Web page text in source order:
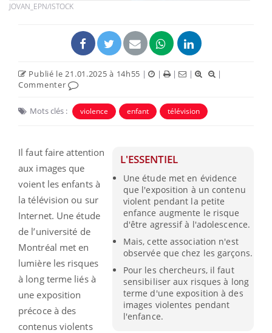
JOVAN_EPN/ISTOCK
Publié le 21.01.2025 à 14h55 | | | |
|
Commenter
Mots clés : violence enfant télévision
L'ESSENTIEL
Une étude met en évidence
que l'exposition à un contenu
violent pendant la petite
enfance augmente le risque
d'être agressif à l'adolescence.
Mais, cette association n'est
observée que chez les garçons.
Pour les chercheurs, il faut
sensibiliser aux risques à long
terme d'une exposition à des
images violentes pendant
l'enfance.
Il faut faire attention
aux images que
voient les enfants à
la télévision ou sur
Internet. Une étude
de l’université de
Montréal met en
lumière les risques
à long terme liés à
une exposition
précoce à des
contenus violents